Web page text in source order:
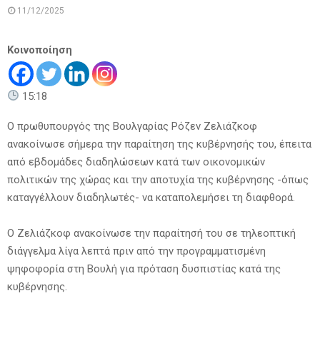
11/12/2025
Κοινοποίηση
15:18
Ο πρωθυπουργός της Βουλγαρίας Ρόζεν Ζελιάζκοφ
ανακοίνωσε σήμερα την παραίτηση της κυβέρνησής του, έπειτα
από εβδομάδες διαδηλώσεων κατά των οικονομικών
πολιτικών της χώρας και την αποτυχία της κυβέρνησης -όπως
καταγγέλλουν διαδηλωτές- να καταπολεμήσει τη διαφθορά.
Ο Ζελιάζκοφ ανακοίνωσε την παραίτησή του σε τηλεοπτική
διάγγελμα λίγα λεπτά πριν από την προγραμματισμένη
ψηφοφορία στη Βουλή για πρόταση δυσπιστίας κατά της
κυβέρνησης.